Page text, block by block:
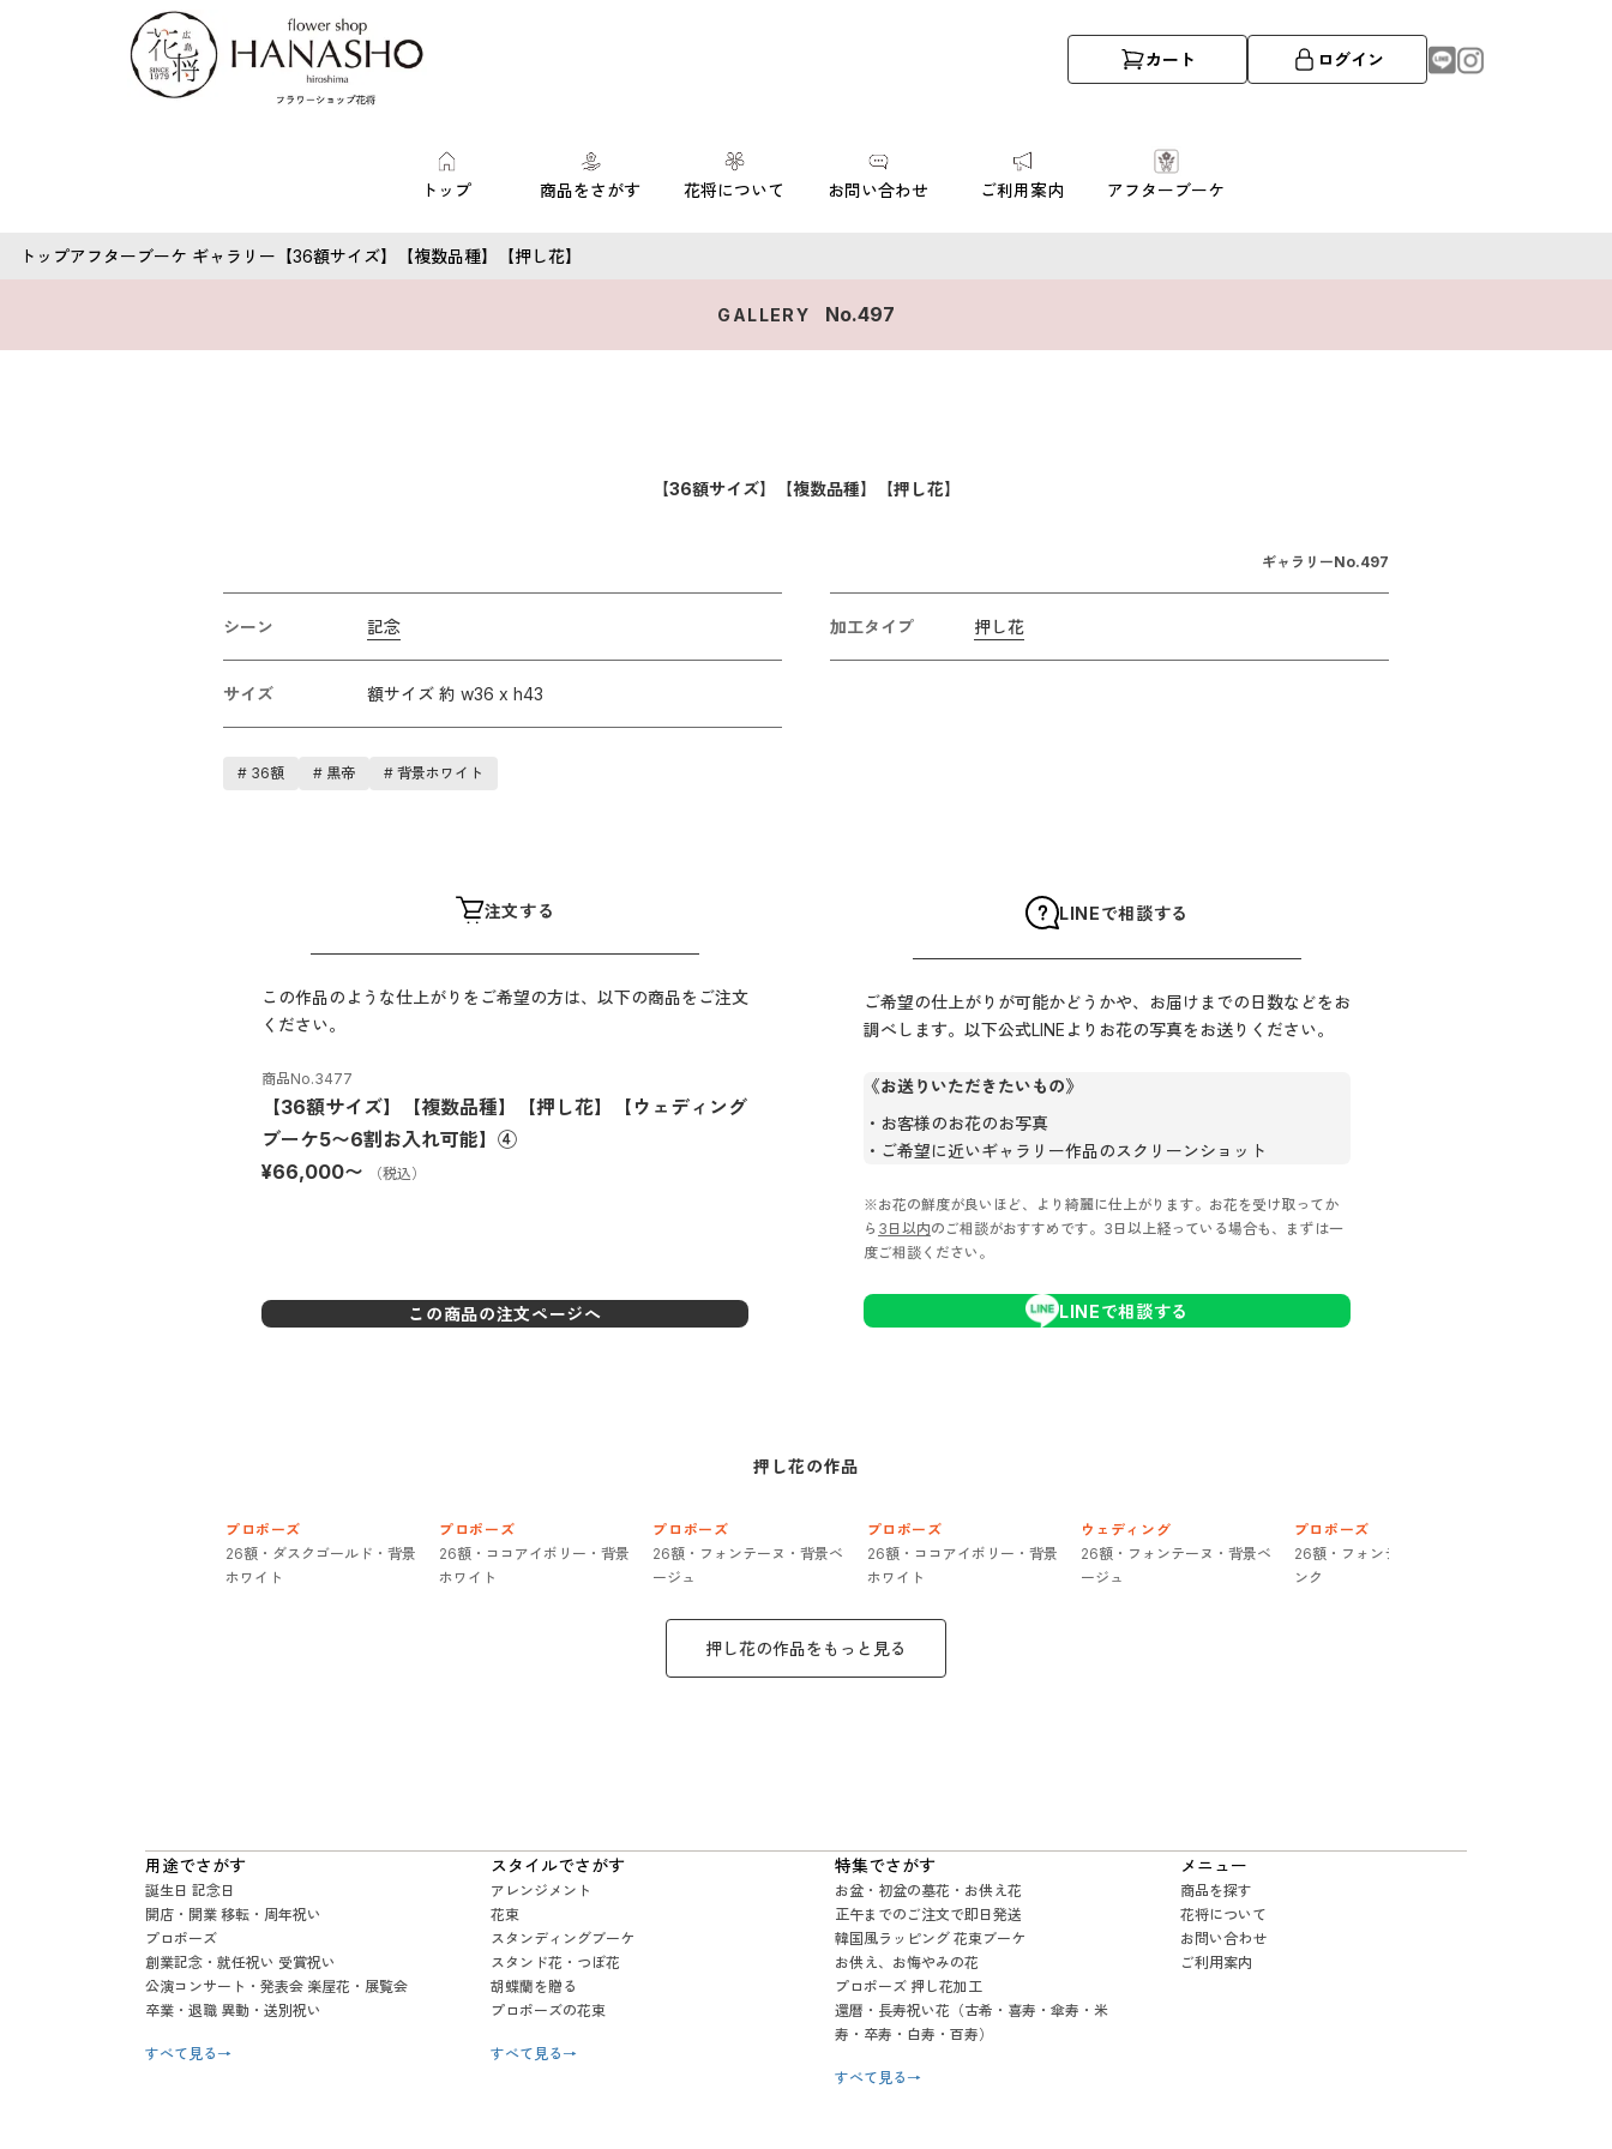
カート ログイン
トップ 商品をさがす 花将について お問い合わせ ご利用案内 アフターブーケ
トップアフターブーケ ギャラリー 【36額サイズ】【複数品種】【押し花】
GALLERY No.497
【36額サイズ】【複数品種】【押し花】
ギャラリーNo.497
シーン 記念 加工タイプ 押し花
サイズ 額サイズ 約 w36 x h43
# 36額 # 黒帝 # 背景ホワイト
注文する
この作品のような仕上がりをご希望の方は、以下の商品をご注文
ください。
商品No.3477
【36額サイズ】【複数品種】【押し花】【ウェディング
ブーケ5〜6割お入れ可能】④
¥66,000〜 （税込）
この商品の注文ページへ
LINEで相談する
ご希望の仕上がりが可能かどうかや、お届けまでの日数などをお
調べします。以下公式LINEよりお花の写真をお送りください。
《お送りいただきたいもの》
お客様のお花のお写真
ご希望に近いギャラリー作品のスクリーンショット
※お花の鮮度が良いほど、より綺麗に仕上がります。お花を受け取ってか
ら 3日以内のご相談がおすすめです。3日以上経っている場合も、まずは一
度ご相談ください。
LINEで相談する
押し花の作品
プロポーズ
26額・ダスクゴールド・背景
ホワイト
プロポーズ
26額・ココアイボリー・背景
ホワイト
プロポーズ
26額・フォンテーヌ・背景ベ
ージュ
プロポーズ
26額・ココアイボリー・背景
ホワイト
ウェディング
26額・フォンテーヌ・背景ベ
ージュ
プロポーズ
26額・フォンテーヌ・背景ピ
ンク
押し花の作品をもっと見る
用途でさがす
誕生日 記念日
開店・開業 移転・周年祝い
プロポーズ
創業記念・就任祝い 受賞祝い
公演コンサート・発表会 楽屋花・展覧会
卒業・退職 異動・送別祝い
すべて見る →
スタイルでさがす
アレンジメント
花束
スタンディングブーケ
スタンド花・つぼ花
胡蝶蘭を贈る
プロポーズの花束
すべて見る →
特集でさがす
お盆・初盆の墓花・お供え花
正午までのご注文で即日発送
韓国風ラッピング 花束ブーケ
お供え、お悔やみの花
プロポーズ 押し花加工
還暦・長寿祝い花（古希・喜寿・傘寿・米
寿・卒寿・白寿・百寿）
すべて見る →
メニュー
商品を探す
花将について
お問い合わせ
ご利用案内